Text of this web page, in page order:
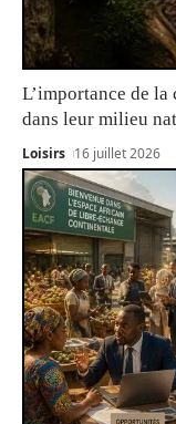
L’importance de
dans leur milieu
Loisirs 16 juillet 2026